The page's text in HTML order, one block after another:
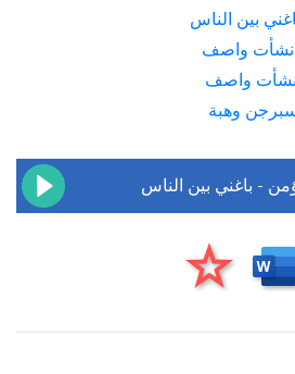
بين الناس
نشأت واصف
نشأت واصف
وهبة
- باغني بين الناس